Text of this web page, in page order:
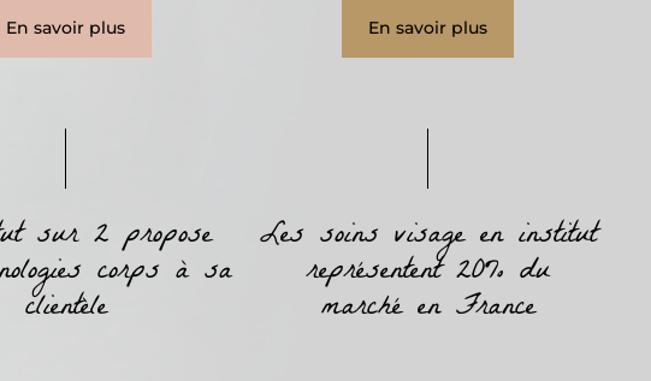
En savoir plus
sur 2 propose
corps à sa
clientèle
En savoir plus
Les soins visage en institut
représentent 20% du
marché en France